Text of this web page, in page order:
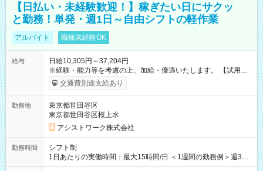
【日払い・未経験歓迎！】稼ぎたい日にサクッ
と勤務！単発・週1日～自由シフトの軽作業
アルバイト 職種未経験OK
給与
日給10,305円～37,204円
※経験・能力等を考慮の上、加給・優遇いたします。 【試用期
間】試用期間なし
交通費別途支給あり
勤務地
東京都世田谷区
東京都世田谷区桜上水
アシストワーク株式会社
勤務時間
シフト制
1日あたりの実働時間：最大15時間/日 ＜1週間の勤務例＞週3回
勤務 勤務：月・水・金 休み：火・木・土・日 好きな時にお仕事